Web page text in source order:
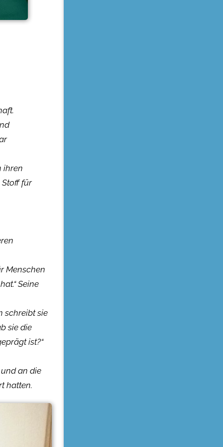
ihren
für
Menschen
Seine
schreibt sie
sie die
ist?“
an die
hatten.